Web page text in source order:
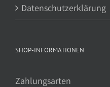
Datenschutzerklärung
SHOP-INFORMATIONEN
Zahlungsarten